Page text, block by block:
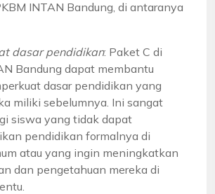
INTAN Bandung, di antaranya
dasar pendidikan: Paket C di
Bandung dapat membantu
dasar pendidikan yang
miliki sebelumnya. Ini sangat
siswa yang tidak dapat
pendidikan formalnya di
atau yang ingin meningkatkan
dan pengetahuan mereka di